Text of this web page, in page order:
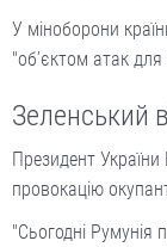
У міноборони
"обʼєктом атак для
Зеленський
Президент
провокацію
"Сьогодні Румунія